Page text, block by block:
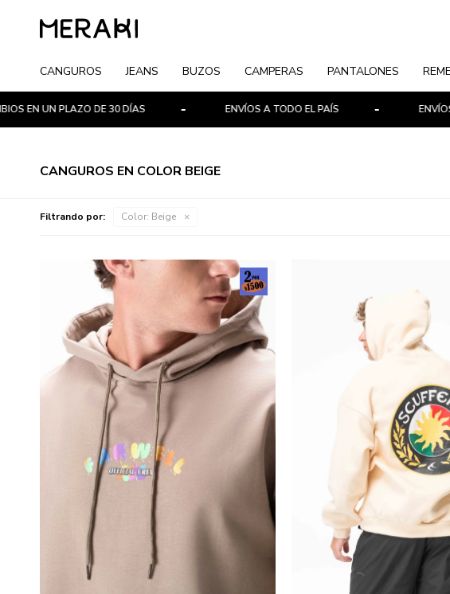
CANGUROS JEANS BUZOS CAMPERAS PANTALONES
EN UN PLAZO DE 30 DÍAS ENVÍOS A TODO EL PAÍS ENVÍOS
CANGUROS EN COLOR BEIGE
Filtrando por: Color: Beige